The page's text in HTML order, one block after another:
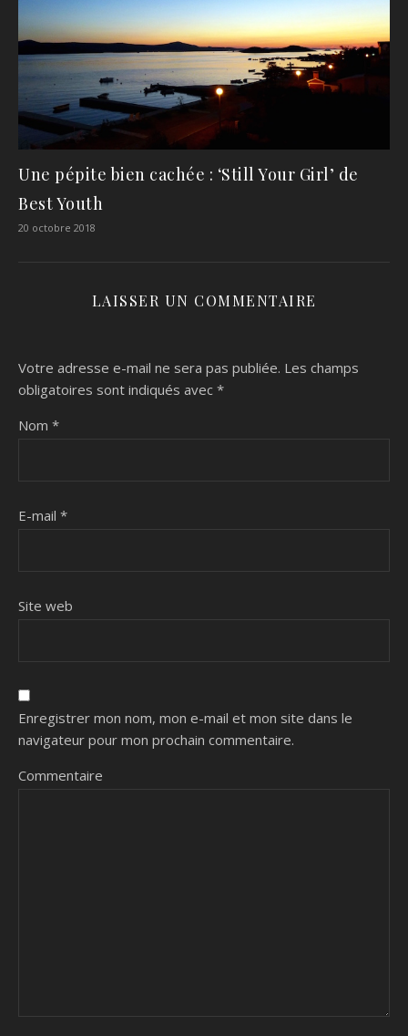
Une pépite bien cachée : ‘Still Your Girl’ de
Best Youth
20 octobre 2018
LAISSER UN COMMENTAIRE
Votre adresse e-mail ne sera pas publiée. Les champs
obligatoires sont indiqués avec *
Nom *
E-mail *
Site web
Enregistrer mon nom, mon e-mail et mon site dans le
navigateur pour mon prochain commentaire.
Commentaire